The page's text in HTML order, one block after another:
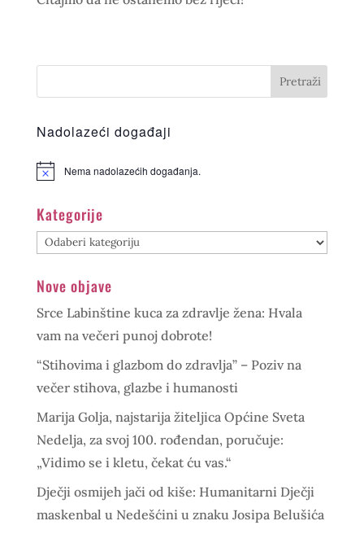
Nadolazeći događaji
Nema nadolazećih događanja.
Kategorije
Kategorije
Nove objave
Srce Labinštine kuca za zdravlje žena: Hvala
vam na večeri punoj dobrote!
“Stihovima i glazbom do zdravlja” – Poziv na
večer stihova, glazbe i humanosti
Marija Golja, najstarija žiteljica Općine Sveta
Nedelja, za svoj 100. rođendan, poručuje:
„Vidimo se i kletu, čekat ću vas.“
Dječji osmijeh jači od kiše: Humanitarni Dječji
maskenbal u Nedešćini u znaku Josipa Belušića